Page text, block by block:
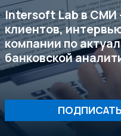
Intersoft Lab в СМИ
клиентов,
компании по
банковской